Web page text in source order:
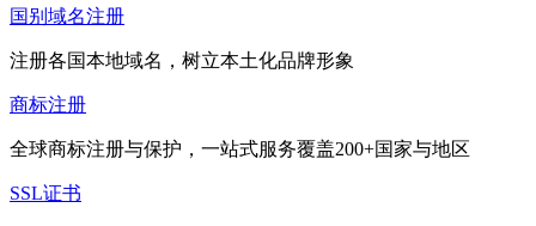
国别域名注册
注册各国本地域名，树立本土化品牌形象
商标注册
全球商标注册与保护，一站式服务覆盖200+国家与地区
SSL证书